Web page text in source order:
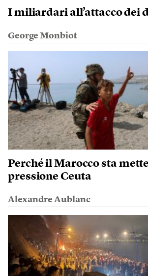
I miliardari all’attacco dei
George Monbiot
Perché il Marocco sta
pressione Ceuta
Alexandre Aublanc